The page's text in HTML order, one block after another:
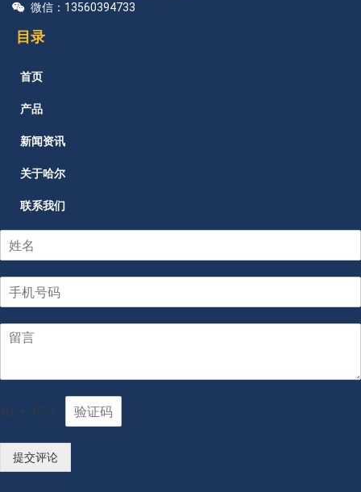
微信：13560394733
目录
首页
产品
新闻资讯
关于哈尔
联系我们
10 + 15 =
提交评论